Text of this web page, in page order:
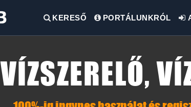
KERESŐ PORTÁLUNKRÓL
VÍZSZERELŐ,